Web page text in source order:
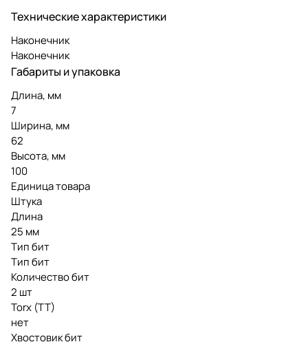
Технические характеристики
Наконечник
Наконечник
Габариты и упаковка
Длина, мм
7
Ширина, мм
62
Высота, мм
100
Единица товара
Штука
Длина
25 мм
Тип бит
Тип бит
Количество бит
2 шт
Torx (TT)
нет
Хвостовик бит